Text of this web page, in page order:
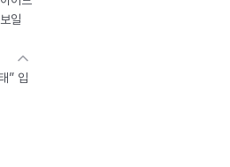
일
” 입